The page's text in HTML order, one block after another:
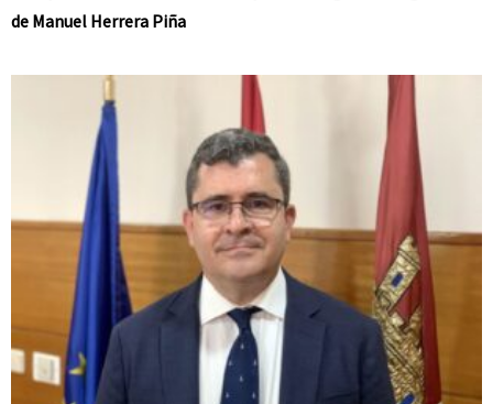
de Manuel Herrera Piña